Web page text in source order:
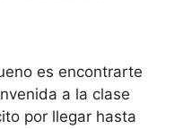
es encontrarte
a la clase
por llegar hasta